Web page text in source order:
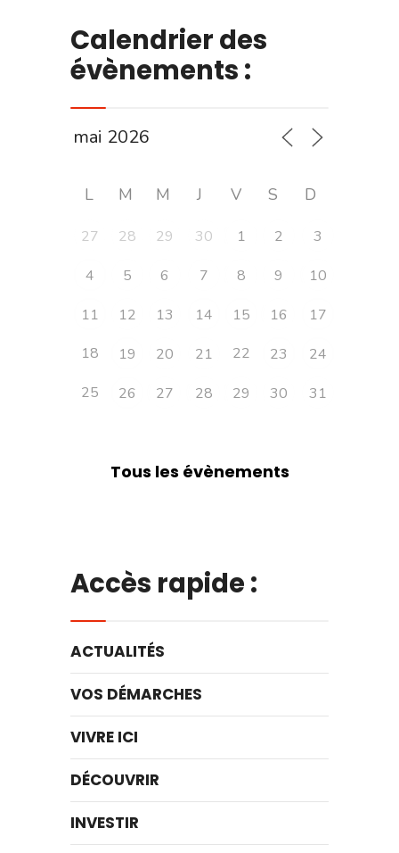
Calendrier des
évènements :
L M M J V S D
27 28 29 30 1 2
3
4
5 6 7 8 9
10
11
12 13 14 15 16
17
18
19 20 21 22 23
24
25
26 27 28 29 30 31
Tous les évènements
Accès rapide :
ACTUALITÉS
VOS DÉMARCHES
VIVRE ICI
DÉCOUVRIR
INVESTIR